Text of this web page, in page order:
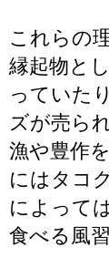
これらの
縁起物と
っていた
ズが売ら
漁や豊作
にはタコ
によって
食べる風